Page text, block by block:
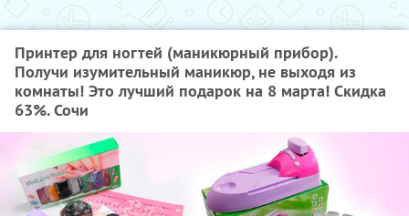
Принтер для ногтей (маникюрный прибор).
Получи изумительный маникюр, не выходя из
комнаты! Это лучший подарок на 8 марта! Скидка
63%. Сочи